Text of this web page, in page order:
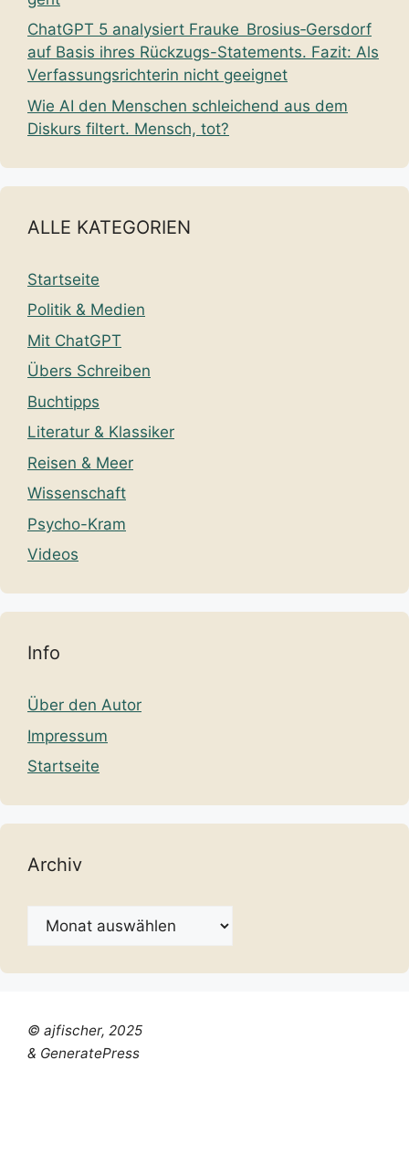
ChatGPT 5 analysiert Frauke Brosius‑Gersdorf
auf Basis ihres Rückzugs-Statements. Fazit: Als
Verfassungsrichterin nicht geeignet
Wie AI den Menschen schleichend aus dem
Diskurs filtert. Mensch, tot?
ALLE KATEGORIEN
Startseite
Politik & Medien
Mit ChatGPT
Übers Schreiben
Buchtipps
Literatur & Klassiker
Reisen & Meer
Wissenschaft
Psycho-Kram
Videos
Info
Über den Autor
Impressum
Startseite
Archiv
Archiv
© ajfischer, 2025
& GeneratePress